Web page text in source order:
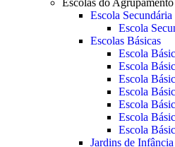
Escolas do Agrupamento
Escola Secundária
Escola
Escolas Básicas
Escola
Escola
Escola
Escola
Escola
Escola
Escola
Jardins de Infância